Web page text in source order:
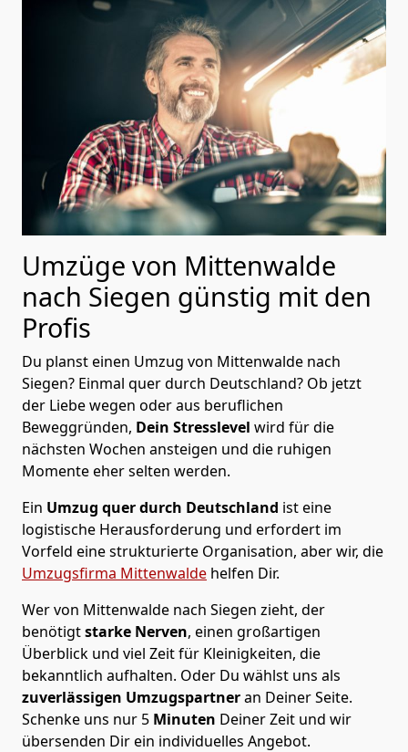
Umzüge von Mittenwalde
nach Siegen günstig mit den
Profis
Du planst einen Umzug von Mittenwalde nach
Siegen? Einmal quer durch Deutschland? Ob jetzt
der Liebe wegen oder aus beruflichen
Beweggründen, Dein Stresslevel wird für die
nächsten Wochen ansteigen und die ruhigen
Momente eher selten werden.
Ein Umzug quer durch Deutschland ist eine
logistische Herausforderung und erfordert im
Vorfeld eine strukturierte Organisation, aber wir, die
Umzugsfirma Mittenwalde helfen Dir.
Wer von Mittenwalde nach Siegen zieht, der
benötigtstarke Nerven, einen großartigen
Überblick und viel Zeit für Kleinigkeiten, die
bekanntlich aufhalten. Oder Du wählst uns als
zuverlässigen Umzugspartneran Deiner Seite.
Schenke uns nur 5 Minuten Deiner Zeit und wir
übersenden Dir ein individuelles Angebot.